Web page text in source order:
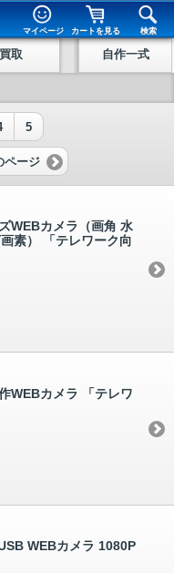
マイページ カートを見る 検索
買取 自作一式
5
ページ
WEBカメラ（画角 水
素） 「テレワーク向
WEBカメラ 「テレワ
WEBカメラ 1080P